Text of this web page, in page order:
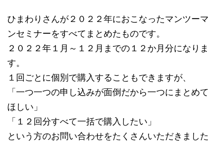
ひまわりさんが２０２２年におこなったマンツーマ
ンセミナーをすべてまとめたものです。
２０２２年１月～１２月までの１２か月分になりま
す。
１回ごとに個別で購入することもできますが、
「一つ一つの申し込みが面倒だから一つにまとめて
ほしい」
「１２回分すべて一括で購入したい」
という方のお問い合わせをたくさんいただきました